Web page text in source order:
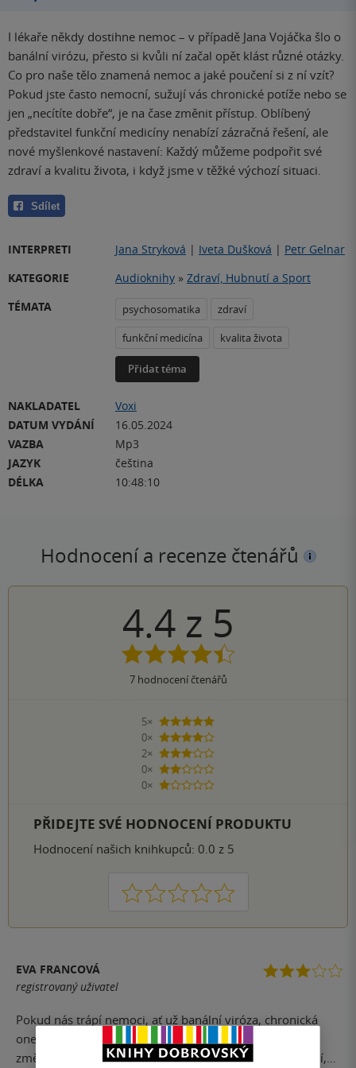
I lékaře někdy dostihne nemoc – v případě Jana Vojáčka šlo o
banální virózu, přesto si kvůli ní začal opět klást různé otázky.
Co pro naše tělo znamená nemoc a jaké poučení si z ní vzít?
Pokud jste často nemocní, sužují vás chronické potíže nebo se
jen „necítíte dobře“, je na čase změnit přístup. Oblíbený
představitel funkční medicíny nenabízí zázračná řešení, ale
nové myšlenkové nastavení: Každý můžeme podpořit své
zdraví a kvalitu života, i když jsme v těžké výchozí situaci.
Sdílet
INTERPRETI Jana Stryková | Iveta Dušková | Petr Gelnar
KATEGORIE
Audioknihy » Zdraví, Hubnutí a Sport
TÉMATA
psychosomatika
zdraví
funkční medicína
kvalita života
Přidat téma
NAKLADATEL
Voxi
DATUM VYDÁNÍ
16.05.2024
VAZBA
Mp3
JAZYK
čeština
DÉLKA
10:48:10
Hodnocení a recenze čtenářů
4.4 z 5
7hodnocení čtenářů
5×
5 hvězdiček
0×
4 hvězdičky
2×
3 hvězdičky
0×
2 hvězdičky
0×
1 hvezdička
PŘIDEJTE SVÉ HODNOCENÍ PRODUKTU
Hodnocení našich knihkupců: 0.0 z 5
1 2 3 4 5
EVA FRANCOVÁ
registrovaný uživatel
Pokud nás trápí nemoci, ať už banální viróza, chronická
onemocnění, nebo se prostě necítíme dobře, je potřeba
změnit myšlenkové nastavení. Autor nám v knize poradí,